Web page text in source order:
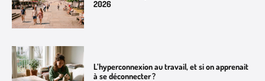
2026
L’hyperconnexion au travail, et si on apprenait
à se déconnecter ?